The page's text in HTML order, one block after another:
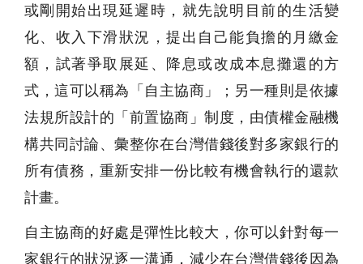
或剛開始出現延遲時，就先說明目前的生活變
化、收入下滑狀況，提出自己能負擔的月繳金
額，試著爭取展延、降息或改成本息攤還的方
式，這可以稱為「自主協商」；另一種則是依據
法規所設計的「前置協商」制度，由債權金融機
構共同討論、彙整你在台灣借錢後對多家銀行的
所有債務，重新安排一份比較有機會執行的還款
計畫。
自主協商的好處是彈性比較大，你可以針對每一
家銀行的狀況逐一溝通，減少在台灣借錢後因為